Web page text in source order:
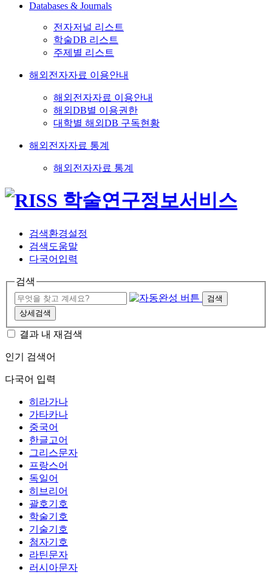
Databases & Journals
전자저널 리스트
학술DB 리스트
주제별 리스트
해외전자자료 이용안내
해외전자자료 이용안내
해외DB별 이용권한
대학별 해외DB 구독현황
해외전자자료 통계
해외전자자료 통계
검색환경설정
검색도움말
다국어입력
검색
검색
상세검색
결과 내 재검색
인기 검색어
다국어 입력
히라가나
가타카나
중국어
한글고어
그리스문자
프랑스어
독일어
히브리어
괄호기호
학술기호
기술기호
첨자기호
라틴문자
러시아문자